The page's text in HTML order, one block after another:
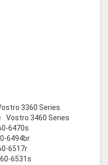
3360 Series
Vostro 3460 Series
6470s
6494br
6517r
6531s